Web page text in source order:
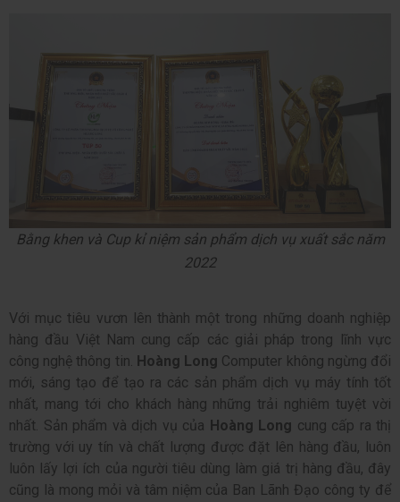
Bằng khen và Cup kỉ niệm sản phẩm dịch vụ xuất sắc năm
2022
Với mục tiêu vươn lên thành một trong những doanh nghiệp
hàng đầu Việt Nam cung cấp các giải pháp trong lĩnh vực
công nghệ thông tin. Hoàng Long Computer không ngừng đổi
mới, sáng tạo để tạo ra các sản phẩm dịch vụ máy tính tốt
nhất, mang tới cho khách hàng những trải nghiêm tuyệt vời
nhất. Sản phẩm và dịch vụ của Hoàng Long cung cấp ra thị
trường với uy tín và chất lượng được đặt lên hàng đầu, luôn
luôn lấy lợi ích của người tiêu dùng làm giá trị hàng đầu, đây
cũng là mong mỏi và tâm niệm của Ban Lãnh Đạo công ty để